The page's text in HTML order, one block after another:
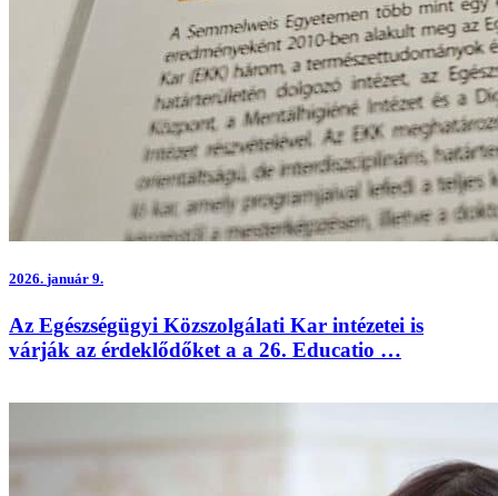
2026. január 9.
Az Egészségügyi Közszolgálati Kar intézetei is
várják az érdeklődőket a a 26. Educatio …